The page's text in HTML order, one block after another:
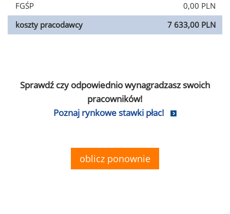
FGŚP
0,00 PLN
koszty pracodawcy
7 633,00 PLN
Sprawdź czy odpowiednio wynagradzasz swoich
pracowników!
Poznaj rynkowe stawki płac!
oblicz ponownie